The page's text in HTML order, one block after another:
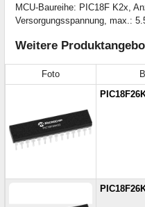
MCU-Baureihe: PIC18F K2x,
Versorgungsspannung, max.:
Weitere
Foto